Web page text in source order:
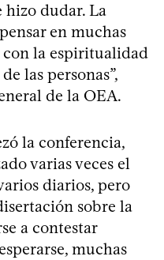
hizo dudar. La
en muchas
con la espiritualidad
las personas”,
de la OEA.
la conferencia,
varias veces el
diarios, pero
sobre la
a contestar
muchas